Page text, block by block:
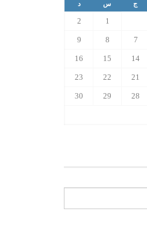
ج س د
1
2
7
8
9
14
15
16
21
22
23
28
29
30